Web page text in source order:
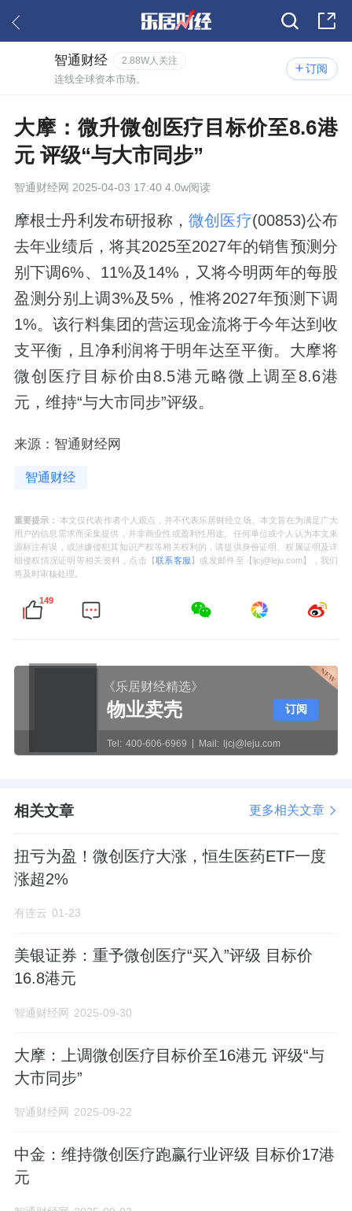
订阅
智通财经 2.88W人关注
连线全球资本市场。
大摩：微升微创医疗目标价至8.6港
元 评级“与大市同步”
智通财经网 2025-04-03 17:40 4.0w阅读
摩根士丹利发布研报称， 微创医疗(00853)公布
去年业绩后，将其2025至2027年的销售预测分
别下调6%、11%及14%，又将今明两年的每股
盈测分别上调3%及5%，惟将2027年预测下调
1%。该行料集团的营运现金流将于今年达到收
支平衡，且净利润将于明年达至平衡。大摩将
微创医疗目标价由8.5港元略微上调至8.6港
元，维持“与大市同步”评级。
来源：智通财经网
智通财经
重要提示： 本文仅代表作者个人观点，并不代表乐居财经立场。本文旨在为满足广大
用户的信息需求而采集提供，并非商业性或盈利性用途。任何单位或个人认为本文来
源标注有误，或涉嫌侵犯其知识产权等相关权利的，请提供身份证明、权属证明及详
细侵权情况证明等相关资料，点击【联系客服 】或发邮件至【ljcj@leju.com】，我们
将及时审核处理。
149
《乐居财经精选》
物业卖壳
Tel: 400-606-6969 Mail: ljcj@leju.com
订阅
相关文章 更多相关文章
扭亏为盈！微创医疗大涨，恒生医药ETF一度
涨超2%
有连云 01-23
美银证券：重予微创医疗“买入”评级 目标价
16.8港元
智通财经网 2025-09-30
大摩：上调微创医疗目标价至16港元 评级“与
大市同步”
智通财经网 2025-09-22
中金：维持微创医疗跑赢行业评级 目标价17港
元